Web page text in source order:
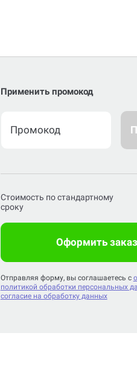
Применить промокод
Стоимость по стандартному
сроку
Оформить заказ
Отправляя форму, вы соглашаетесь с
политикой обработки персональных
согласие на обработку данных